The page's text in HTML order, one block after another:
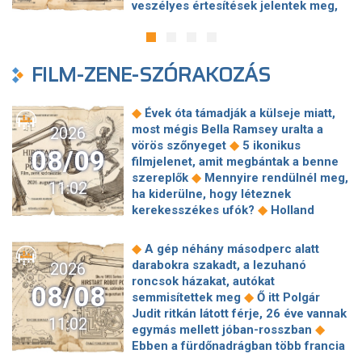
oktatásba
szemüvegét" ◆ Az új tanévtől a
mesterséges intelligenciával
az általános iskolai oktatásba
természetben nem létező vírust
intelligencia – Óriási áttörés
kapujában az orvostudomány
veszélyes értesítések jelentek meg,
magukat◆ Kéretlen Pókember-
reklám fogadta a BMW-tulajdonosokat
elmondta, mennyi vizet tartunk meg
Magyarországon ◆Néhány héten
belül búcsút mondhatunk a Google
egyik legismertebb szolgáltatásának
◆41,8 fokos országos melegrekord
dőlt meg Magyarországon◆
OpenAi első saját kütyüje állítólag egy
hangszóró◆
Mesterségesintelligencia-honlapot
indított a kormány, bejelentéseket is
lehet tenni◆Túl gyakran használtak
mesterséges intelligenciát
dolgozatíráshoz a dán
középiskolások, mostantól szóban
FILM-ZENE-SZÓRAKOZÁS
2026
08/09
11:02
◆ Évek óta támadják a külseje miatt,
most mégis Bella Ramsey uralta a
vörös szőnyeget ◆ 5 ikonikus
filmjelenet, amit megbántak a benne
szereplők ◆ Mennyire rendülnél meg,
ha kiderülne, hogy léteznek
kerekesszékes ufók? ◆ Holland
◆
6+1 új közvetlen járat Budapestről
egy szeptemberi kiruccanáshoz
Bródy Dalok Napja a Szigeten: itt a
teljes műsor ◆ Nem tudnak betelni
egymással: sokatmondó fotókat
osztott meg Kim Kardashianról Lewis
Hamilton◆ Egy börtönben kezdődött
az igazi Hannibal Lecter története ◆
2026
08/08
11:02
◆ A gép néhány másodperc alatt
darabokra szakadt, a lezuhanó
roncsok házakat, autókat
semmisítettek meg ◆ Ő itt Polgár
Judit ritkán látott férje, 26 éve vannak
egymás mellett jóban-rosszban ◆
Ebben a fürdőnadrágban több francia